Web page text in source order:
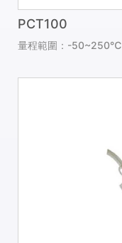
PCT100
量程範圍：-50~250℃